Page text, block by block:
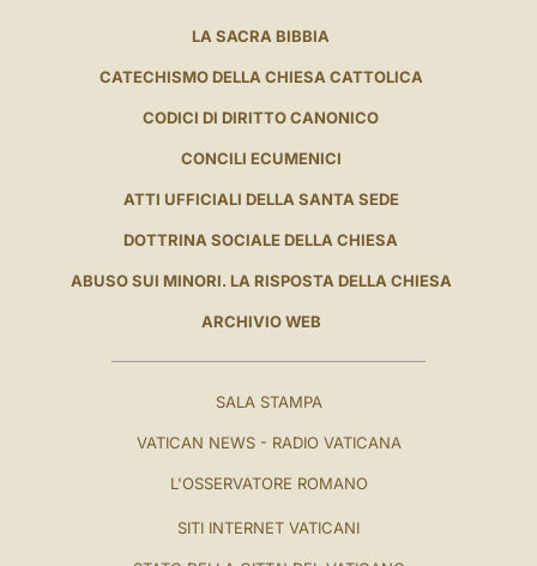
LA SACRA BIBBIA
CATECHISMO DELLA CHIESA CATTOLICA
CODICI DI DIRITTO CANONICO
CONCILI ECUMENICI
ATTI UFFICIALI DELLA SANTA SEDE
DOTTRINA SOCIALE DELLA CHIESA
ABUSO SUI MINORI. LA RISPOSTA DELLA CHIESA
ARCHIVIO WEB
SALA STAMPA
VATICAN NEWS - RADIO VATICANA
L'OSSERVATORE ROMANO
SITI INTERNET VATICANI